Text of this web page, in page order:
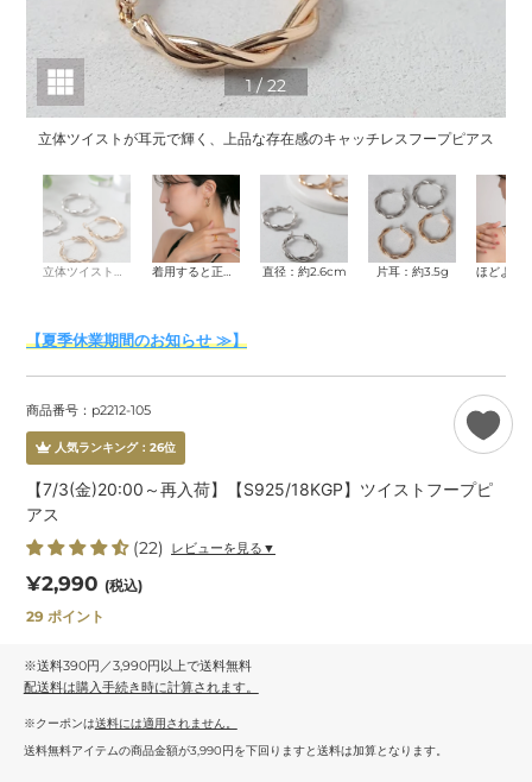
立体ツイストが耳元で輝く、上品な存在感のキャッチレスフープピアス
1/22
立体ツイストが耳元で輝く、上品な存在感のキャッチレスフープピアス 着用すると正面からはリングのようにも見えるフォルムで、横顔まで洗練された印象に仕上がります。 直径：約2.6cm 片耳：約3.5g
【夏季休業期間のお知らせ ≫】
商品番号：p2212-105
人気ランキング： 26位
【7/3(金)20:00～再入荷】【S925/18KGP】ツイストフープピ
アス
(22) レビューを見る▼
通
常
格
¥2,990 (税込)
29 ポイント
※送料390円／3,990円以上で送料無料
配送料は購入手続き時に計算されます。
※クーポンは送料には適用されません。
送料無料アイテムの商品金額が3,990円を下回りますと送料は加算となります。